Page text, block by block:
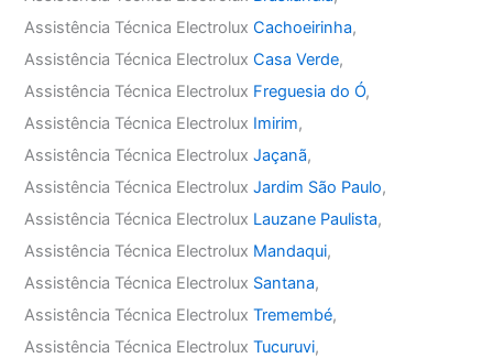
Assistência Técnica ElectroluxCachoeirinha,
Assistência Técnica ElectroluxCasa Verde,
Assistência Técnica Electrolux Freguesia do Ó,
Assistência Técnica Electrolux Imirim,
Assistência Técnica ElectroluxJaçanã,
Assistência Técnica ElectroluxJardim São Paulo,
Assistência Técnica Electrolux Lauzane Paulista,
Assistência Técnica Electrolux Mandaqui,
Assistência Técnica Electrolux Santana,
Assistência Técnica ElectroluxTremembé,
Assistência Técnica ElectroluxTucuruvi,